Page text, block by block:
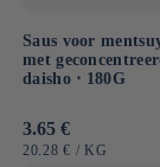
Saus voor
met
daisho ⋅ 180G
Normale
prijs
3.65 €
EENHEIDSPRIJS
20.28 € / PER
KG